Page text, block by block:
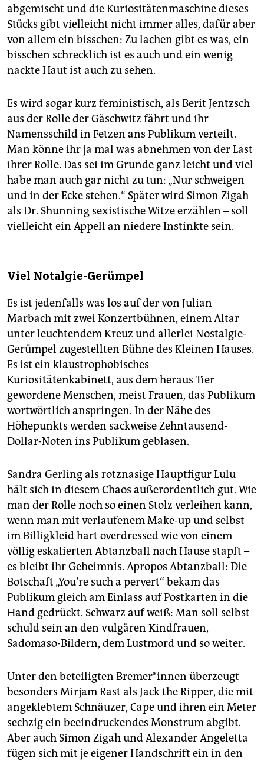
abgemischt und die Kuriositätenmaschine dieses
Stücks gibt vielleicht nicht immer alles, dafür aber
von allem ein bisschen: Zu lachen gibt es was, ein
bisschen schrecklich ist es auch und ein wenig
nackte Haut ist auch zu sehen.
Es wird sogar kurz feministisch, als Berit Jentzsch
aus der Rolle der Gäschwitz fährt und ihr
Namensschild in Fetzen ans Publikum verteilt.
Man könne ihr ja mal was abnehmen von der Last
ihrer Rolle. Das sei im Grunde ganz leicht und viel
habe man auch gar nicht zu tun: „Nur schweigen
und in der Ecke stehen.“ Später wird Simon Zigah
als Dr. Shunning sexistische Witze erzählen – soll
vielleicht ein Appell an niedere Instinkte sein.
Viel Notalgie-Gerümpel
Es ist jedenfalls was los auf der von Julian
Marbach mit zwei Konzertbühnen, einem Altar
unter leuchtendem Kreuz und allerlei Nostalgie-
Gerümpel zugestellten Bühne des Kleinen Hauses.
Es ist ein klaustrophobisches
Kuriositätenkabinett, aus dem heraus Tier
gewordene Menschen, meist Frauen, das Publikum
wortwörtlich anspringen. In der Nähe des
Höhepunkts werden sackweise Zehntausend-
Dollar-Noten ins Publikum geblasen.
Sandra Gerling als rotznasige Hauptfigur Lulu
hält sich in diesem Chaos außerordentlich gut. Wie
man der Rolle noch so einen Stolz verleihen kann,
wenn man mit verlaufenem Make-up und selbst
im Billigkleid hart overdressed wie von einem
völlig eskalierten Abtanzball nach Hause stapft –
es bleibt ihr Geheimnis. Apropos Abtanzball: Die
Botschaft „You’re such a pervert“ bekam das
Publikum gleich am Einlass auf Postkarten in die
Hand gedrückt. Schwarz auf weiß: Man soll selbst
schuld sein an den vulgären Kindfrauen,
Sadomaso-Bildern, dem Lustmord und so weiter.
Unter den beteiligten Bremer*innen überzeugt
besonders Mirjam Rast als Jack the Ripper, die mit
angeklebtem Schnäuzer, Cape und ihren ein Meter
sechzig ein beeindruckendes Monstrum abgibt.
Aber auch Simon Zigah und Alexander Angeletta
fügen sich mit je eigener Handschrift ein in den